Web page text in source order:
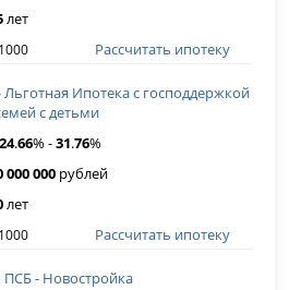
лет
Рассчитать ипотеку
Льготная Ипотека с господдержкой
с детьми
24.66% -31.76%
000 000 рублей
лет
Рассчитать ипотеку
ПСБ - Новостройка